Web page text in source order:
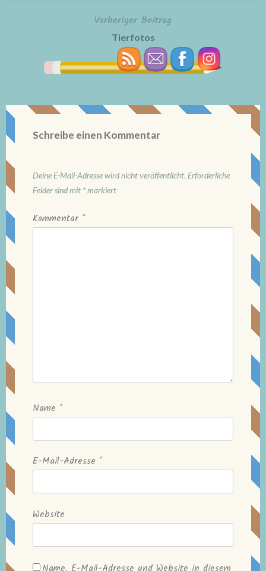
BeitragsnavigationVorheriger Beitrag
Tierfotos
Schreibe einen Kommentar
Deine E-Mail-Adresse wird nicht veröffentlicht. Erforderliche
Felder sind mit *markiert
Kommentar *
Name *
E-Mail-Adresse *
Website